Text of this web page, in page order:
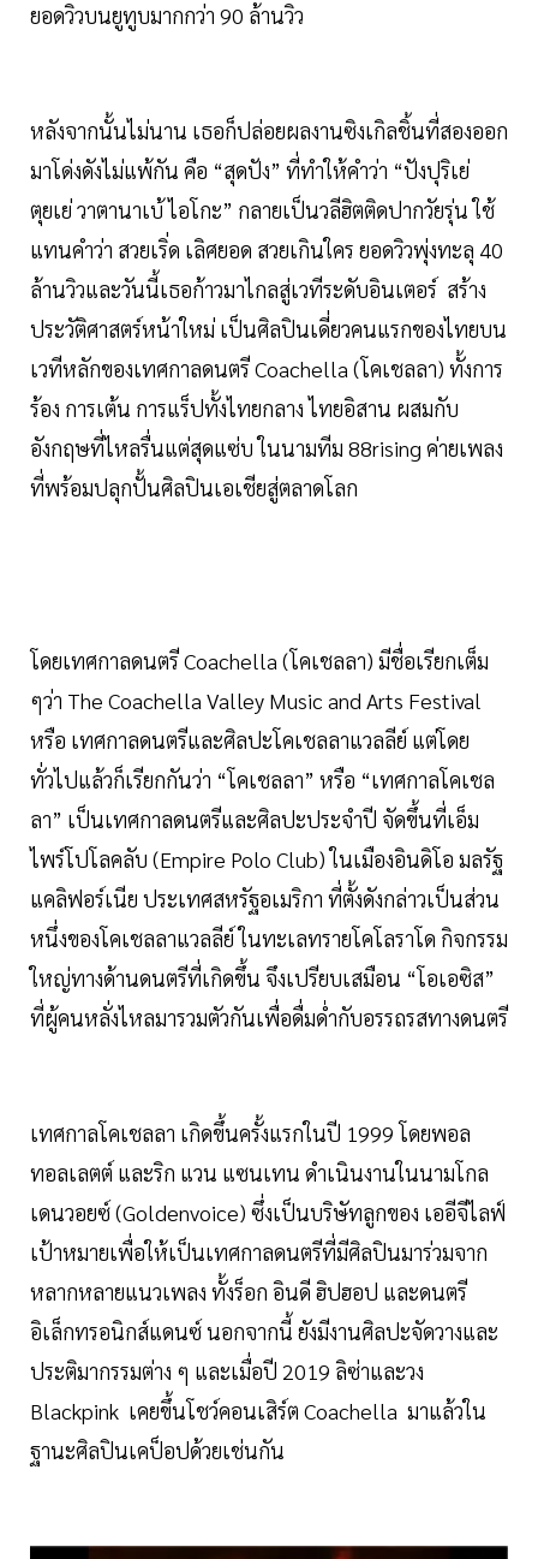
ยอดวิวบนยูทูบมากกว่า 90 ล้านวิว
หลังจากนั้นไม่นาน เธอก็ปล่อยผลงานซิงเกิลชิ้นที่สองออก
มาโด่งดังไม่แพ้กัน คือ “สุดปัง” ที่ทำให้คำว่า “ปังปุริเย่
ตุยเย่ วาตานาเบ้ ไอโกะ” กลายเป็นวลีฮิตติดปากวัยรุ่น ใช้
แทนคำว่า สวยเริ่ด เลิศยอด สวยเกินใคร ยอดวิวพุ่งทะลุ 40
ล้านวิวและวันนี้เธอก้าวมาไกลสู่เวทีระดับอินเตอร์ สร้าง
ประวัติศาสตร์หน้าใหม่ เป็นศิลปินเดี่ยวคนแรกของไทยบน
เวทีหลักของเทศกาลดนตรี Coachella (โคเชลลา) ทั้งการ
ร้อง การเต้น การแร็ปทั้งไทยกลาง ไทยอิสาน ผสมกับ
อังกฤษที่ไหลรื่นแต่สุดแซ่บ ในนามทีม 88rising ค่ายเพลง
ที่พร้อมปลุกปั้นศิลปินเอเชียสู่ตลาดโลก
โดยเทศกาลดนตรี Coachella (โคเชลลา) มีชื่อเรียกเต็ม
ๆว่า The Coachella Valley Music and Arts Festival
หรือ เทศกาลดนตรีและศิลปะโคเชลลาแวลลีย์ แต่โดย
ทั่วไปแล้วก็เรียกกันว่า “โคเชลลา” หรือ “เทศกาลโคเชล
ลา” เป็นเทศกาลดนตรีและศิลปะประจำปี จัดขึ้นที่เอ็ม
ไพร์โปโลคลับ (Empire Polo Club) ในเมืองอินดิโอ มลรัฐ
แคลิฟอร์เนีย ประเทศสหรัฐอเมริกา ที่ตั้งดังกล่าวเป็นส่วน
หนึ่งของโคเชลลาแวลลีย์ ในทะเลทรายโคโลราโด กิจกรรม
ใหญ่ทางด้านดนตรีที่เกิดขึ้น จึงเปรียบเสมือน “โอเอซิส”
ที่ผู้คนหลั่งไหลมารวมตัวกันเพื่อดื่มด่ำกับอรรถรสทางดนตรี
เทศกาลโคเชลลา เกิดขึ้นครั้งแรกในปี 1999 โดยพอล
ทอลเลตต์ และริก แวน แซนเทน ดำเนินงานในนามโกล
เดนวอยซ์ (Goldenvoice) ซึ่งเป็นบริษัทลูกของ เออีจีไลฟ์
เป้าหมายเพื่อให้เป็นเทศกาลดนตรีที่มีศิลปินมาร่วมจาก
หลากหลายแนวเพลง ทั้งร็อก อินดี ฮิปฮอป และดนตรี
อิเล็กทรอนิกส์แดนซ์ นอกจากนี้ ยังมีงานศิลปะจัดวางและ
ประติมากรรมต่าง ๆ และเมื่อปี 2019 ลิซ่าและวง
Blackpink เคยขึ้นโชว์คอนเสิร์ต Coachella มาแล้วใน
ฐานะศิลปินเคป็อปด้วยเช่นกัน